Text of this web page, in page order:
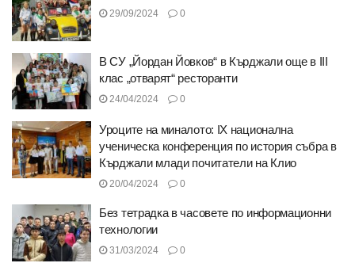
29/09/2024 0
В СУ „Йордан Йовков“ в Кърджали още в III
клас „отварят“ ресторанти
24/04/2024 0
Уроците на миналото: IX национална
ученическа конференция по история събра в
Кърджали млади почитатели на Клио
20/04/2024 0
Без тетрадка в часовете по информационни
технологии
31/03/2024 0